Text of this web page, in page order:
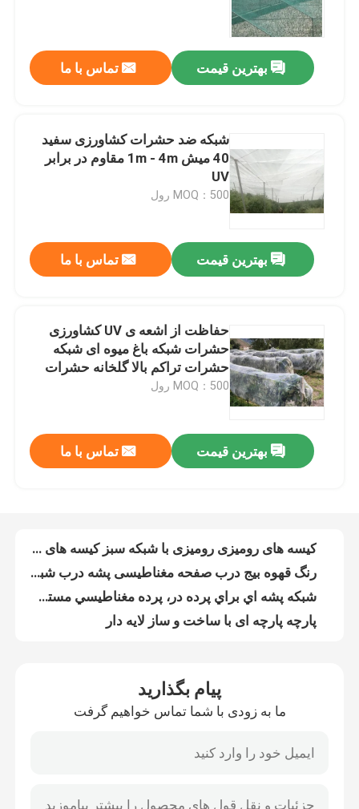
خانه
محصولات
دربارهی ما
تماس با ما
درخواست نقل قول
پرده درب با شبکه مغناطیسی
صفحه نمایش پرواز پنجره
شبکه سایه PE
بهترین قیمت تماس با ما
شبکه ضد حشرات کشاورزی سفید
40 میش 1m - 4m مقاوم در برابر
UV
MOQ：500 رول
بهترین قیمت تماس با ما
حفاظت از اشعه ی UV کشاورزی
حشرات شبکه باغ میوه ای شبکه
حشرات تراکم بالا گلخانه حشرات
شبکه
MOQ：500 رول
بهترین قیمت تماس با ما
فصل تابستان از پرده ضد پشه مغناطیسی برای درب و پنجره استفاده کنید
کیسه های تنفس پذیر پی ای میش با پارچه
شبکه حشرات ضد اشعه ی UV سفید، 1 تا 4 متر عرض، 50 میش شبکه حشرات گلخانه ای
پارچه ای از پلاستیک با هدف های مختلف
پیام بگذارید
ما به زودی با شما تماس خواهیم گرفت